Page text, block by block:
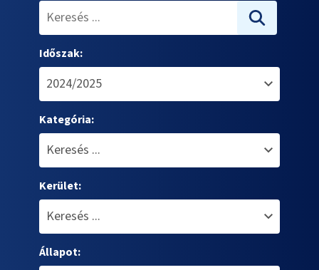
Időszak:
Kategória:
Kerület:
Állapot: